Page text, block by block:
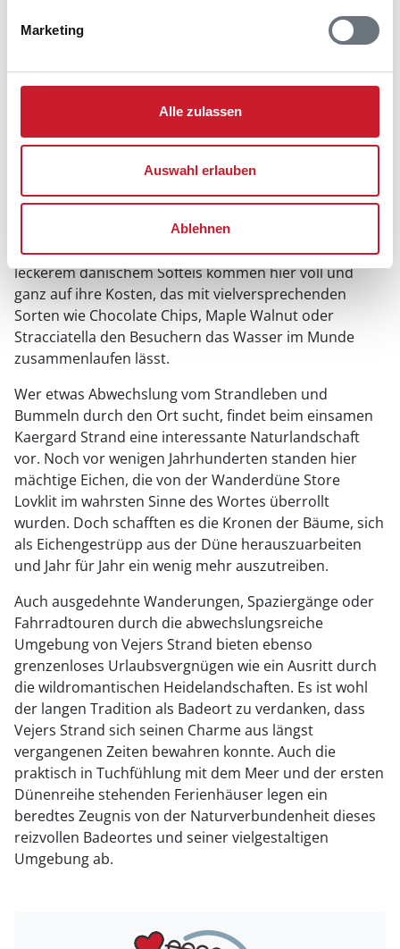
Marketing
Alle zulassen
Auswahl erlauben
Ablehnen
Das Strandleben am Vejers Strand
großen Spaß, hier ist es sogar erwünscht, den
Bonbonmachern bei ihrer süßen und sehr
schweißtreibenden Arbeit über die Schultern zu
quietschbunten und in unzähligen
Geschmacksrichtungen produzierten kleinen
Verführern auf sich hat. Doch auch Freunde von
leckerem dänischem Softeis kommen hier voll und
ganz auf ihre Kosten, das mit vielversprechenden
Sorten wie Chocolate Chips, Maple Walnut oder
Stracciatella den Besuchern das Wasser im Munde
zusammenlaufen lässt.
Wer etwas Abwechslung vom Strandleben und
Bummeln durch den Ort sucht, findet beim einsamen
Kaergard Strand eine interessante Naturlandschaft
vor. Noch vor wenigen Jahrhunderten standen hier
mächtige Eichen, die von der Wanderdüne Store
Lovklit im wahrsten Sinne des Wortes überrollt
wurden. Doch schafften es die Kronen der Bäume, sich
als Eichengestrüpp aus der Düne herauszuarbeiten
und Jahr für Jahr ein wenig mehr auszutreiben.
Auch ausgedehnte Wanderungen, Spaziergänge oder
Fahrradtouren durch die abwechslungsreiche
Umgebung von Vejers Strand bieten ebenso
grenzenloses Urlaubsvergnügen wie ein Ausritt durch
die wildromantischen Heidelandschaften. Es ist wohl
der langen Tradition als Badeort zu verdanken, dass
Vejers Strand sich seinen Charme aus längst
vergangenen Zeiten bewahren konnte. Auch die
praktisch in Tuchfühlung mit dem Meer und der ersten
Dünenreihe stehenden Ferienhäuser legen ein
beredtes Zeugnis von der Naturverbundenheit dieses
reizvollen Badeortes und seiner vielgestaltigen
Umgebung ab.